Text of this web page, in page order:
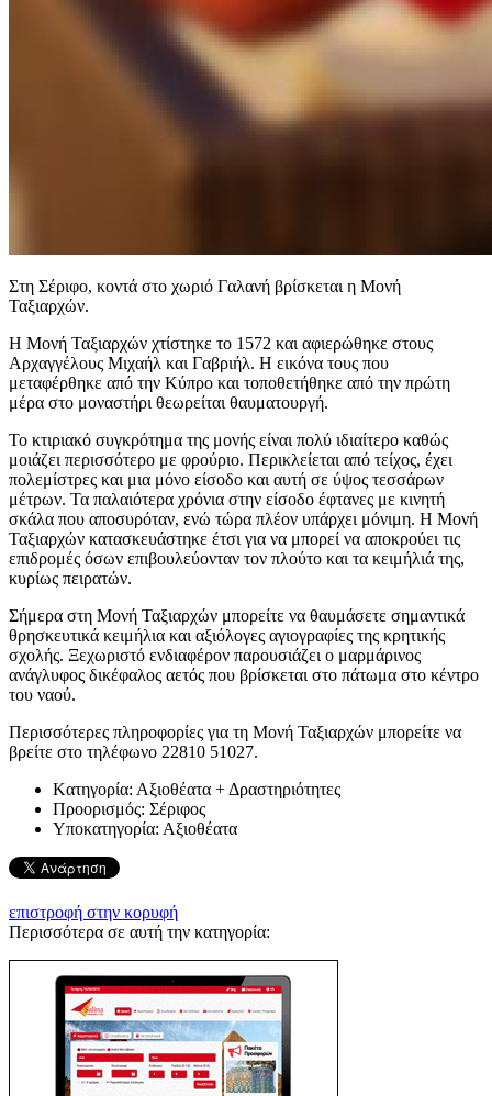
Στη Σέριφο, κοντά στο χωριό Γαλανή βρίσκεται η Μονή
Ταξιαρχών.
Η Μονή Ταξιαρχών χτίστηκε το 1572 και αφιερώθηκε στους
Αρχαγγέλους Μιχαήλ και Γαβριήλ. Η εικόνα τους που
μεταφέρθηκε από την Κύπρο και τοποθετήθηκε από την πρώτη
μέρα στο μοναστήρι θεωρείται θαυματουργή.
Το κτιριακό συγκρότημα της μονής είναι πολύ ιδιαίτερο καθώς
μοιάζει περισσότερο με φρούριο. Περικλείεται από τείχος, έχει
πολεμίστρες και μια μόνο είσοδο και αυτή σε ύψος τεσσάρων
μέτρων. Τα παλαιότερα χρόνια στην είσοδο έφτανες με κινητή
σκάλα που αποσυρόταν, ενώ τώρα πλέον υπάρχει μόνιμη. Η Μονή
Ταξιαρχών κατασκευάστηκε έτσι για να μπορεί να αποκρούει τις
επιδρομές όσων επιβουλεύονταν τον πλούτο και τα κειμήλιά της,
κυρίως πειρατών.
Σήμερα στη Μονή Ταξιαρχών μπορείτε να θαυμάσετε σημαντικά
θρησκευτικά κειμήλια και αξιόλογες αγιογραφίες της κρητικής
σχολής. Ξεχωριστό ενδιαφέρον παρουσιάζει ο μαρμάρινος
ανάγλυφος δικέφαλος αετός που βρίσκεται στο πάτωμα στο κέντρο
του ναού.
Περισσότερες πληροφορίες για τη Μονή Ταξιαρχών μπορείτε να
βρείτε στο τηλέφωνο 22810 51027.
Kατηγορία: Αξιοθέατα + Δραστηριότητες
Προορισμός: Σέριφος
Υποκατηγορία: Αξιοθέατα
επιστροφή στην κορυφή
Περισσότερα σε αυτή την κατηγορία: